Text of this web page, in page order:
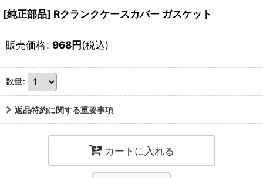
[純正部品] Rクランクケースカバー ガスケット
販売価格: 968円(税込)
数量:
返品特約に関する重要事項
カートに入れる